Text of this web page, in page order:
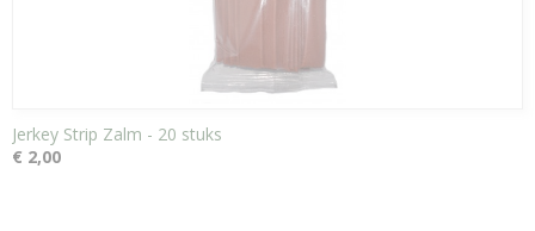
Jerkey Strip Zalm - 20 stuks
€ 2,00